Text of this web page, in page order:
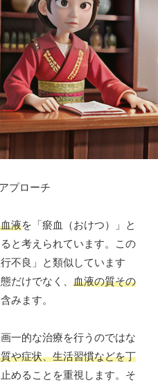
プローチ
液を「瘀血（おけつ）」と
と考えられています。この
不良」と類似しています
だけでなく、 血液の質その
みます。
一的な治療を行うのではな
や症状、生活習慣などを丁
めることを重視します。そ